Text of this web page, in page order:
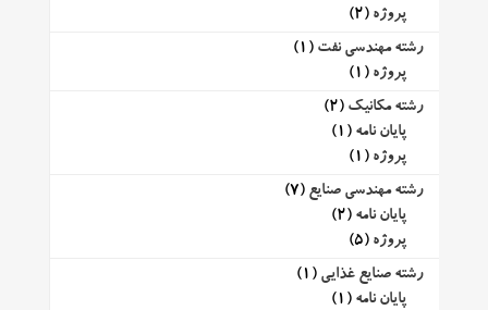
پروژه (2)
رشته مهندسی نفت (1)
پروژه (1)
رشته مکانیک (2)
پایان نامه (1)
پروژه (1)
رشته مهندسی صنایع (7)
پایان نامه (2)
پروژه (5)
رشته صنایع غذایی (1)
پایان نامه (1)